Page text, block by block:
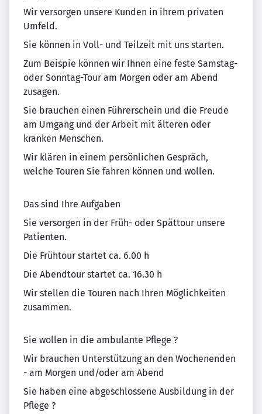
Wir versorgen unsere Kunden in ihrem privaten
Umfeld.
Sie können in Voll- und Teilzeit mit uns starten.
Zum Beispie können wir Ihnen eine feste Samstag-
oder Sonntag-Tour am Morgen oder am Abend
zusagen.
Sie brauchen einen Führerschein und die Freude
am Umgang und der Arbeit mit älteren oder
kranken Menschen.
Wir klären in einem persönlichen Gespräch,
welche Touren Sie fahren können und wollen.
Das sind Ihre Aufgaben
Sie versorgen in der Früh- oder Spättour unsere
Patienten.
Die Frühtour startet ca. 6.00 h
Die Abendtour startet ca. 16.30 h
Wir stellen die Touren nach Ihren Möglichkeiten
zusammen.
Sie wollen in die ambulante Pflege ?
Wir brauchen Unterstützung an den Wochenenden
- am Morgen und/oder am Abend
Sie haben eine abgeschlossene Ausbildung in der
Pflege ?